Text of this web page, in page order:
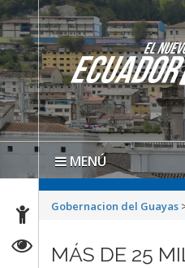
MENÚ
Gobernacion del Guayas
MÁS DE 25